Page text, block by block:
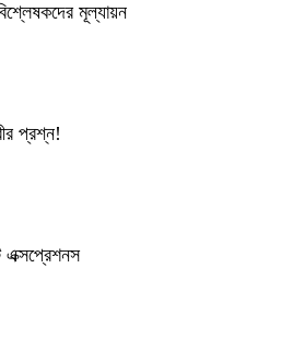
মূল্যায়ন
প্রশ্ন!
এক্সপ্রেশনস